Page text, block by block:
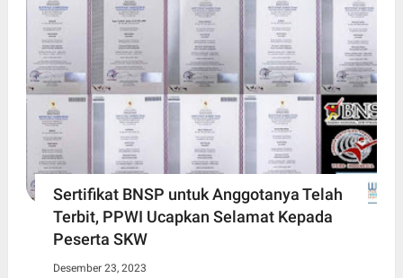
Sertifikat BNSP untuk Anggotanya Telah
Terbit, PPWI Ucapkan Selamat Kepada
Peserta SKW
Desember 23, 2023